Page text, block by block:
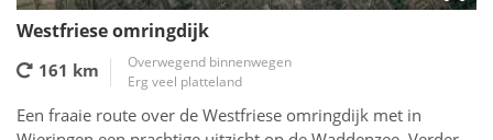
Westfriese omringdijk
161 km
Overwegend binnenwegen
Erg veel platteland
Een fraaie route over de Westfriese omringdijk met in